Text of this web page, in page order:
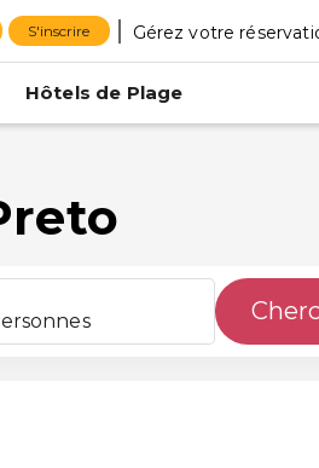
S'inscrire Gérez votre
Hôtels de Plage